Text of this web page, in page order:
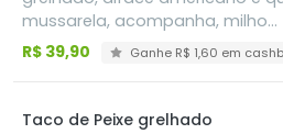
mussarela, acompanha, milho
cenoura ralada, pico de gallo,
R$ 39,90 Ganhe R$ 1,60 em
Taco de Peixe grelhado